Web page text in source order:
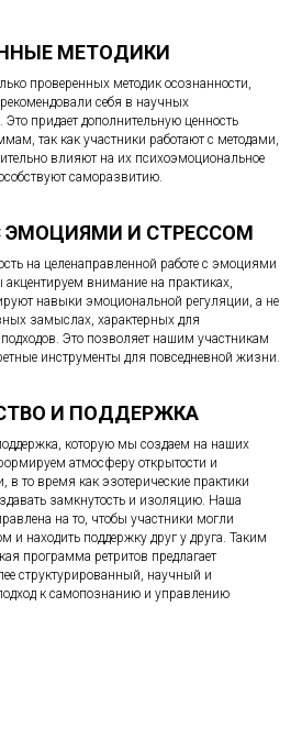
МЕТОДИКИ
проверенных методик осознанности,
себя в научных
Это придает дополнительную ценность
так как участники работают с методами,
влияют на их психоэмоциональное
саморазвитию.
ЭМОЦИЯМИ И СТРЕССОМ
на целенаправленной работе с эмоциями
внимание на практиках,
навыки эмоциональной регуляции, а не
замыслах, характерных для
Это позволяет нашим участникам
инструменты для повседневной жизни.
И ПОДДЕРЖКА
которую мы создаем на наших
атмосферу открытости и
то время как эзотерические практики
замкнутость и изоляцию. Наша
на то, чтобы участники могли
и находить поддержку друг у друга. Таким
программа ретритов предлагает
структурированный, научный и
к самопознанию и управлению